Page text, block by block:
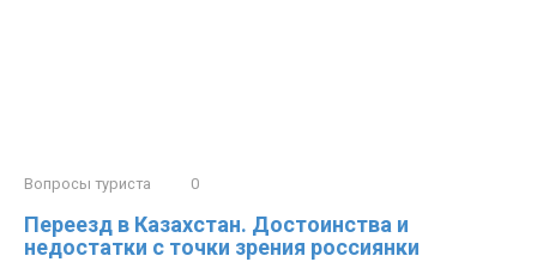
Вопросы туриста 0
Переезд в Казахстан. Достоинства и
недостатки с точки зрения россиянки